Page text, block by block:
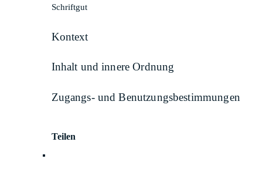
Schriftgut
Kontext
Inhalt und innere Ordnung
Zugangs- und Benutzungsbestimmungen
Teilen